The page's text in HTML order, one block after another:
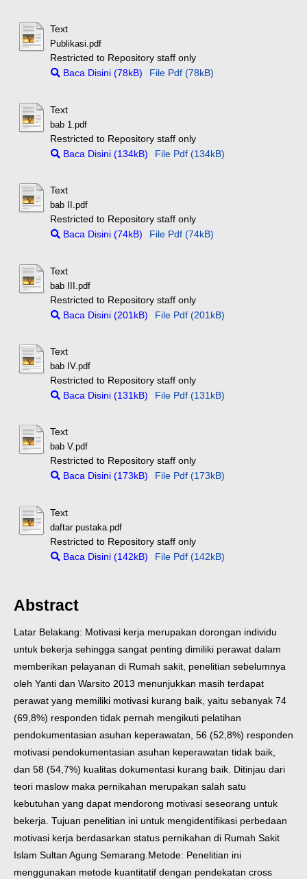
Text
Publikasi.pdf
Restricted to Repository staff only
Baca Disini (78kB)
File Pdf (78kB)
Text
bab 1.pdf
Restricted to Repository staff only
Baca Disini (134kB)
File Pdf (134kB)
Text
bab II.pdf
Restricted to Repository staff only
Baca Disini (74kB)
File Pdf (74kB)
Text
bab III.pdf
Restricted to Repository staff only
Baca Disini (201kB)
File Pdf (201kB)
Text
bab IV.pdf
Restricted to Repository staff only
Baca Disini (131kB)
File Pdf (131kB)
Text
bab V.pdf
Restricted to Repository staff only
Baca Disini (173kB)
File Pdf (173kB)
Text
daftar pustaka.pdf
Restricted to Repository staff only
Baca Disini (142kB)
File Pdf (142kB)
Abstract
Latar Belakang: Motivasi kerja merupakan dorongan individu
untuk bekerja sehingga sangat penting dimiliki perawat dalam
memberikan pelayanan di Rumah sakit, penelitian sebelumnya
oleh Yanti dan Warsito 2013 menunjukkan masih terdapat
perawat yang memiliki motivasi kurang baik, yaitu sebanyak 74
(69,8%) responden tidak pernah mengikuti pelatihan
pendokumentasian asuhan keperawatan, 56 (52,8%) responden
motivasi pendokumentasian asuhan keperawatan tidak baik,
dan 58 (54,7%) kualitas dokumentasi kurang baik. Ditinjau dari
teori maslow maka pernikahan merupakan salah satu
kebutuhan yang dapat mendorong motivasi seseorang untuk
bekerja. Tujuan penelitian ini untuk mengidentifikasi perbedaan
motivasi kerja berdasarkan status pernikahan di Rumah Sakit
Islam Sultan Agung Semarang. Metode: Penelitian ini
menggunakan metode kuantitatif dengan pendekatan cross